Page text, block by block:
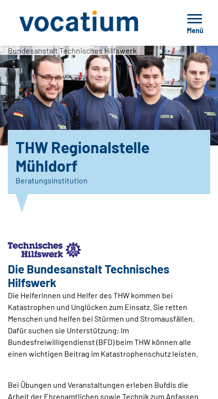
Menü
Bundesanstalt Technisches Hilfswerk
THW Regionalstelle
Mühldorf
Beratungsinstitution
Die Bundesanstalt Technisches
Hilfswerk
Die Helferinnen und Helfer des THW kommen bei
Katastrophen und Unglücken zum Einsatz. Sie retten
Menschen und helfen bei Stürmen und Stromausfällen.
Dafür suchen sie Unterstützung: Im
Bundesfreiwilligendienst (BFD) beim THW können alle
einen wichtigen Beitrag im Katastrophenschutz leisten.
Bei Übungen und Veranstaltungen erleben Bufdis die
Arbeit der Ehrenamtlichen sowie Technik zum Anfassen.